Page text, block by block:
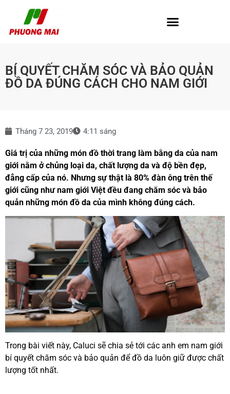
BÍ QUYẾT CHĂM SÓC VÀ BẢO QUẢN
ĐỒ DA ĐÚNG CÁCH CHO NAM GIỚI
Tháng 7 23, 2019 4:11 sáng
Giá trị của những món đồ thời trang làm bằng da của nam
giới nằm ở chủng loại da, chất lượng da và độ bền đẹp,
đẳng cấp của nó. Nhưng sự thật là 80% đàn ông trên thế
giới cũng như nam giới Việt đều đang chăm sóc và bảo
quản những món đồ da của mình không đúng cách.
Trong bài viết này, Caluci sẽ chia sẻ tới các anh em nam giới
bí quyết chăm sóc và bảo quản để đồ da luôn giữ được chất
lượng tốt nhất.